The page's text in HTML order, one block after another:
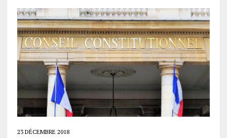
23 DÉCEMBRE 2018